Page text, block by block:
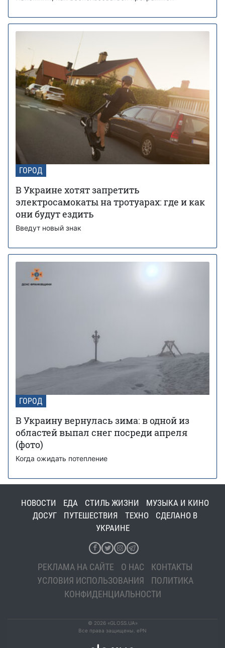
ГОРОД
В Украине хотят запретить
электросамокаты на тротуарах: где и как
они будут ездить
Введут новый знак
ГОРОД
В Украину вернулась зима: в одной из
областей выпал снег посреди апреля
(фото)
Когда ожидать потепление
НОВОСТИ ЕДА СТИЛЬ ЖИЗНИ
МУЗЫКА И КИНО
ДОСУГ
ПУТЕШЕСТВИЯ ТЕХНО
СДЕЛАНО В
УКРАИНЕ
РЕКЛАМА НА САЙТЕ О НАС
КОНТАКТЫ
УСЛОВИЯ ИСПОЛЬЗОВАНИЯ
ПОЛИТИКА
КОНФИДЕНЦИАЛЬНОСТИ
© 2026 «GLOSS.UA»
Все права защищены. ePN